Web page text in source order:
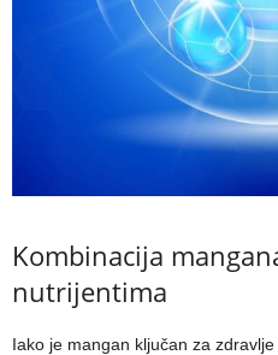
Kombinacija
nutrijentima
Iako je mangan ključan za